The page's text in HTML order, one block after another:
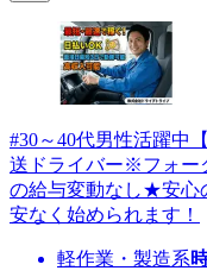
#30～40代男性活躍中
送ドライバー※フォー
の給与変動なし★安心
安なく始められます！
軽作業・製造系